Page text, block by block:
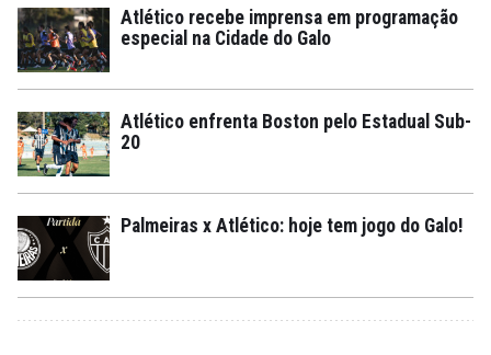
Atlético recebe imprensa em programação
especial na Cidade do Galo
Atlético enfrenta Boston pelo Estadual Sub-
20
Palmeiras x Atlético: hoje tem jogo do Galo!